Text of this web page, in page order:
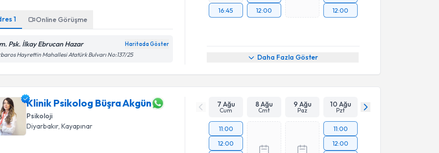
1 Online Görüşme
Psk. İlkay Ebrucan Hazar Haritada Göster
Hayrettin Mahallesi Atatürk Bulvarı No:137/25
16:45
12:00
12:00
Daha Fazla Göster
Klinik Psikolog Büşra Akgün
Psikoloji
Diyarbakır, Kayapınar
7 Ağu
Cum
8 Ağu
Cmt
9 Ağu
Paz
10 Ağu
Pzt
11:00
12:00
11:00
12:00